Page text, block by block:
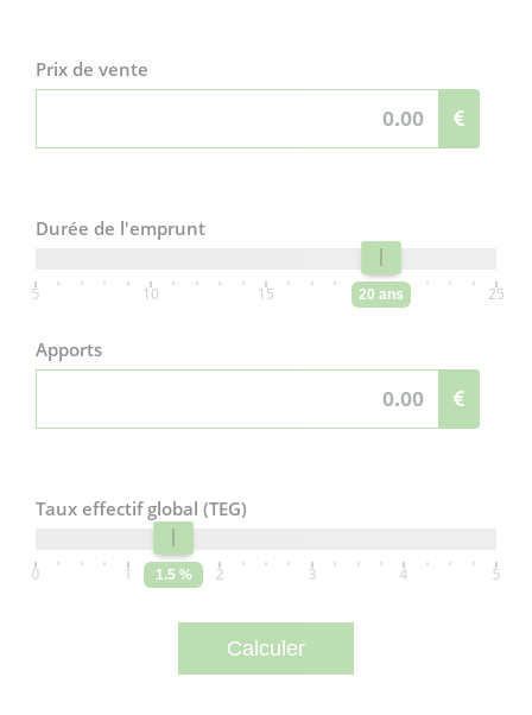
Prix de vente
Durée de l'emprunt
20 ans
5 10 15 20 25
Apports
Taux effectif global (TEG)
1.5 %
0 1 2 3 4 5